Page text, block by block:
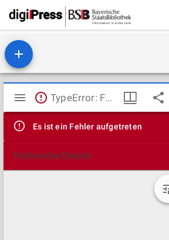
Mirador
Viewer
TypeError: Failed to fetch
Es ist ein Fehler aufgetreten
Technische Details